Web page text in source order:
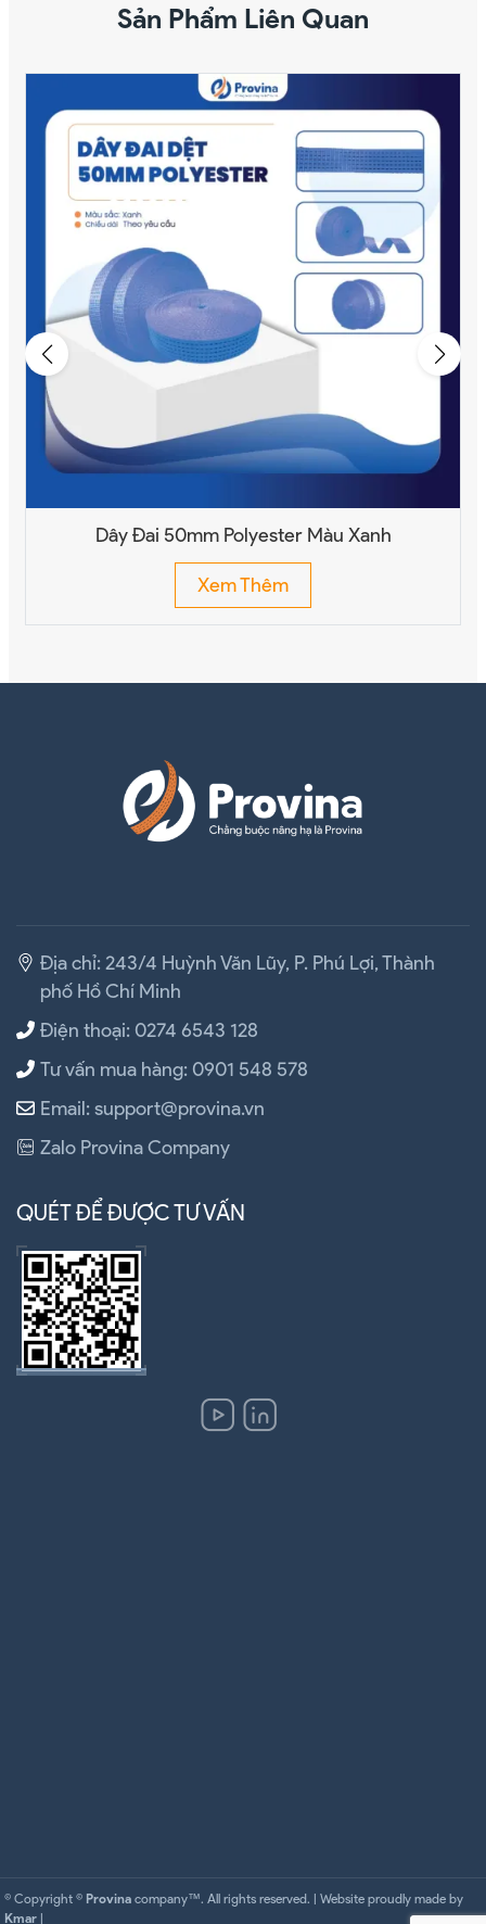
Sản Phẩm Liên Quan
Dây Đai 50mm Polyester Màu Xanh
Xem Thêm
Địa chỉ: 243/4 Huỳnh Văn Lũy, P. Phú Lợi, Thành
phố Hồ Chí Minh
Điện thoại: 0274 6543 128
Tư vấn mua hàng: 0901 548 578
Email: support@provina.vn
Zalo Provina Company
QUÉT ĐỂ ĐƯỢC TƯ VẤN
© Copyright © Provina company™. All rights reserved. | Website proudly made by
Kmar |